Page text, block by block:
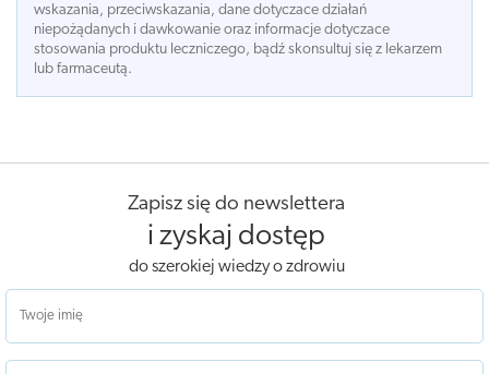
wskazania, przeciwskazania, dane dotyczace działań
niepożądanych i dawkowanie oraz informacje dotyczace
stosowania produktu leczniczego, bądź skonsultuj się z lekarzem
lub farmaceutą.
Zapisz się do newslettera
i zyskaj dostęp
do szerokiej wiedzy o zdrowiu